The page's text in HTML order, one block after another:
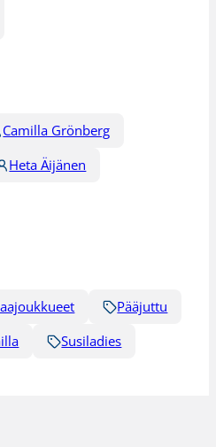
Camilla Grönberg
Heta Äijänen
Pääjuttu
Susiladies